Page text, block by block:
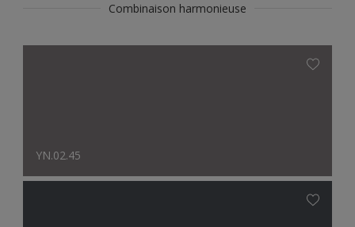
Combinaison harmonieuse
YN.02.45